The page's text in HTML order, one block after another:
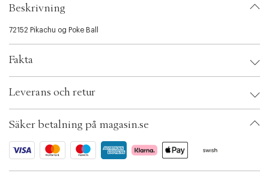
l
t
v
i
i
n
.
Beskrivning
72152 Pikachu og Poke Ball
Fakta
EAN: 5702018069271
ID: BRAL27-0008
Leverans och retur
Säker betalning på magasin.se